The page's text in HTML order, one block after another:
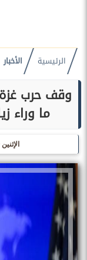
الرئيسية الأخبار
وقف حرب
ما وراء
الإثنين